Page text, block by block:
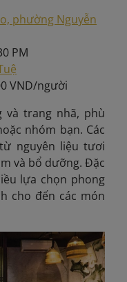
phường Nguyễn
PM
VND/người
và trang nhã, phù
nhóm bạn. Các
nguyên liệu tươi
và bổ dưỡng. Đặc
lựa chọn phong
cho đến các món